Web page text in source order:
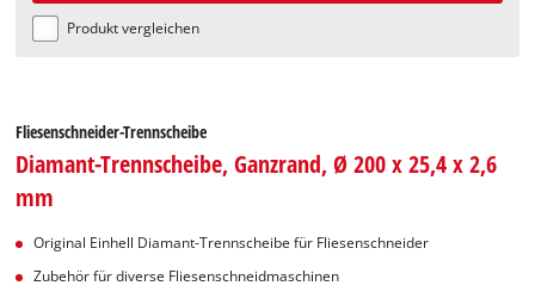
Produkt vergleichen
Fliesenschneider-Trennscheibe
Diamant-Trennscheibe, Ganzrand, Ø 200 x 25,4 x 2,6
mm
Original Einhell Diamant-Trennscheibe für Fliesenschneider
Zubehör für diverse Fliesenschneidmaschinen